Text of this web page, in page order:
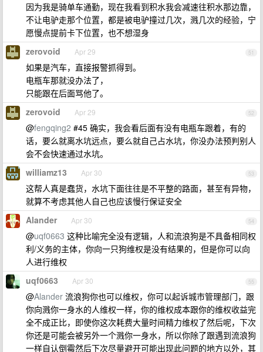
因为我是骑单车通勤，现在我看到积水我会减速往积水那边靠，
不让电驴走那个位置，都是被电驴撞过几次，溅几次的经验，宁
愿慢点提前卡下位置，也不想湿身
51
zerovoid Apr 29
如果是汽车，直接报警抓得到。
电瓶车那就没办法了，
只能跟在后面骂他了。
52
zerovoid Apr 29
@fengqing2 #45 确实，我会看后面有没有电瓶车跟着，有的
话，要么就离水坑远点，要么就自己占水坑，你没办法预判别人
会不会快速通过水坑。
53
williamz13 Apr 30
这帮人真是蠢货，水坑下面往往是不平整的路面，甚至有异物，
就算不考虑其他人自己也应该慢行保证安全
54
Alander Apr 30
@uqf0663 这种比喻完全没有逻辑，人和流浪狗是不具备相同权
利/义务的主体，你向一只狗维权是没有结果的，但是你可以向
人进行维权
55
uqf0663 Apr 30
@Alander 流浪狗你也可以维权，你可以起诉城市管理部门，跟
你向溅你一身水的人维权一样，你的维权成本跟你的维权收益完
全不成正比，即使你这次耗费大量时间精力维权了然后呢，下次
你还是可能会被另外一个溅你一身水，所以你除了跟遇到流浪狗
一样自认倒霉然后下次尽量避开可能出现此问题的地方以外，其